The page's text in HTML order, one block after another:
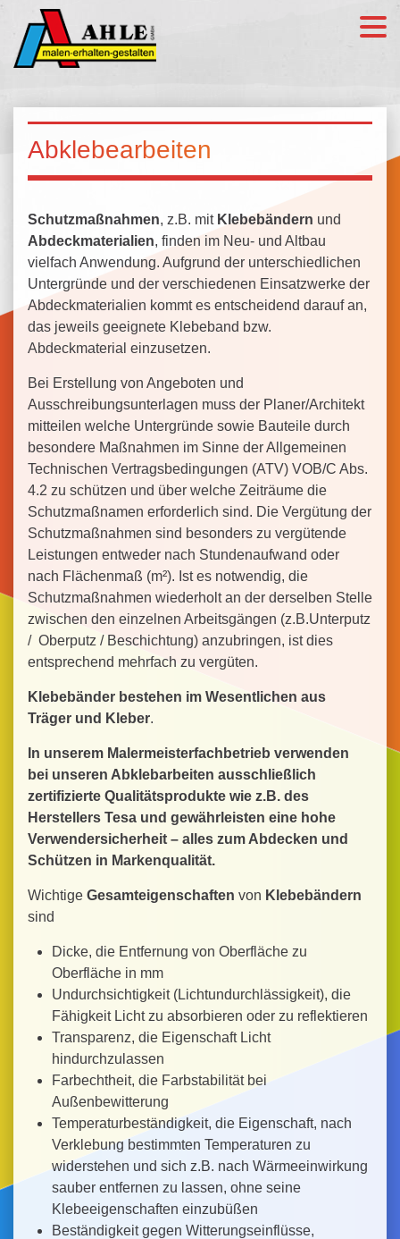
Abklebearbeiten
Schutzmaßnahmen, z.B. mit Klebebändern und
Abdeckmaterialien, finden im Neu- und Altbau
vielfach Anwendung. Aufgrund der unterschiedlichen
Untergründe und der verschiedenen Einsatzwerke der
Abdeckmaterialien kommt es entscheidend darauf an,
das jeweils geeignete Klebeband bzw.
Abdeckmaterial einzusetzen.
Bei Erstellung von Angeboten und
Ausschreibungsunterlagen muss der Planer/Architekt
mitteilen welche Untergründe sowie Bauteile durch
besondere Maßnahmen im Sinne der Allgemeinen
Technischen Vertragsbedingungen (ATV) VOB/C Abs.
4.2 zu schützen und über welche Zeiträume die
Schutzmaßnamen erforderlich sind. Die Vergütung der
Schutzmaßnahmen sind besonders zu vergütende
Leistungen entweder nach Stundenaufwand oder
nach Flächenmaß (m²). Ist es notwendig, die
Schutzmaßnahmen wiederholt an der derselben Stelle
zwischen den einzelnen Arbeitsgängen (z.B.Unterputz
/ Oberputz / Beschichtung) anzubringen, ist dies
entsprechend mehrfach zu vergüten.
Klebebänder bestehen im Wesentlichen aus
Träger und Kleber.
In unserem Malermeisterfachbetrieb verwenden
bei unseren Abklebarbeiten ausschließlich
zertifizierte Qualitätsprodukte wie z.B. des
Herstellers Tesa und gewährleisten eine hohe
Verwendersicherheit – alles zum Abdecken und
Schützen in Markenqualität.
Wichtige Gesamteigenschaften von Klebebändern
sind
Dicke, die Entfernung von Oberfläche zu
Oberfläche in mm
Undurchsichtigkeit (Lichtundurchlässigkeit), die
Fähigkeit Licht zu absorbieren oder zu reflektieren
Transparenz, die Eigenschaft Licht
hindurchzulassen
Farbechtheit, die Farbstabilität bei
Außenbewitterung
Temperaturbeständigkeit, die Eigenschaft, nach
Verklebung bestimmten Temperaturen zu
widerstehen und sich z.B. nach Wärmeeinwirkung
sauber entfernen zu lassen, ohne seine
Klebeeigenschaften einzubüßen
Beständigkeit gegen Witterungseinflüsse,